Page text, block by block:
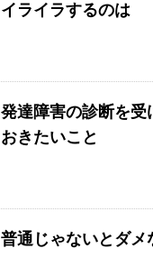
イライラするのは
発達障害の診断を受
おきたいこと
普通じゃないとダメ